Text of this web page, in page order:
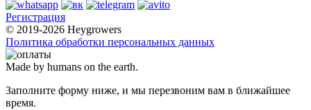
Регистрация
© 2019-2026 Heygrowers
Политика обработки персональных данных
Made by humans on the earth.
Заполните форму ниже, и мы перезвоним вам в ближайшее
время.